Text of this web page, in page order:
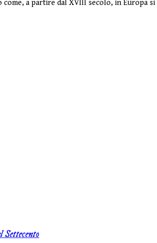
a partire dal XVIII secolo, in Europa